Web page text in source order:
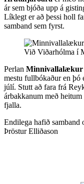
ár sem bjóða upp á
Líklegt er að þessi holl
samband sem fyrst.
Við Viðarhólma í
Perlan Minnivallalækur
mestu fullbókaður en þó
júlí. Stutt að fara frá
árbakkanum með
fjalla.
Endilega hafið
Þröstur Elliðason